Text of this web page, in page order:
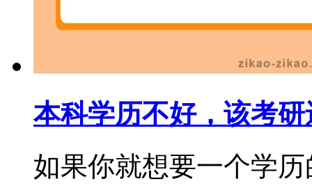
本科学历不好，该考
如果你就想要一个学